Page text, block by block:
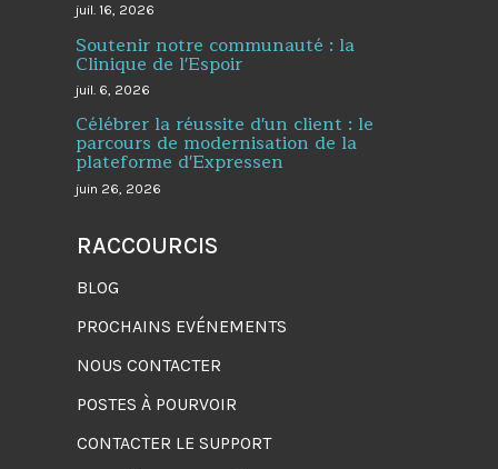
juil. 16, 2026
Soutenir notre communauté : la
Clinique de l'Espoir
juil. 6, 2026
Célébrer la réussite d'un client : le
parcours de modernisation de la
plateforme d'Expressen
juin 26, 2026
RACCOURCIS
BLOG
PROCHAINS EVÉNEMENTS
NOUS CONTACTER
POSTES À POURVOIR
CONTACTER LE SUPPORT